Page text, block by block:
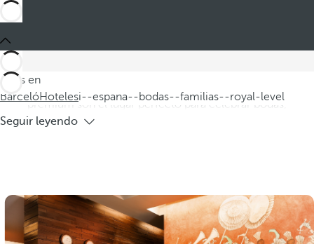
Estás en
BarcelóHotelesi--espana--bodas--familias--royal-level
familias con royal level
Descubra nuestros hoteles en España, especializados en
bodas para familias en el exclusivo Royal Level. Estos hoteles
premium son el lugar perfecto para celebrar bodas,
Seguir leyendo